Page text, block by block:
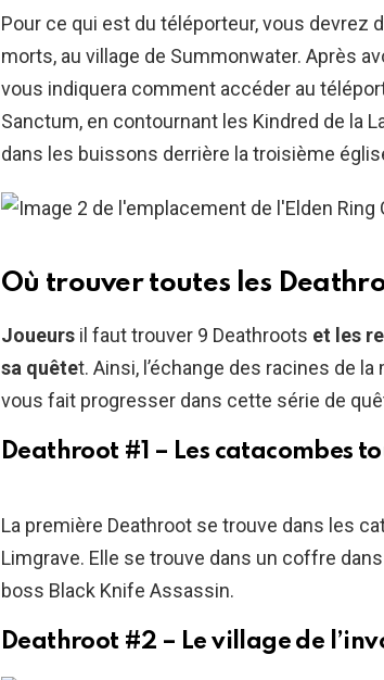
Pour ce qui est du téléporteur, vous devrez
morts, au village de Summonwater. Après
vous indiquera comment accéder au
Sanctum, en contournant les Kindred de la
dans les buissons derrière la troisième
Où trouver toutes les
Joueurs il faut trouver 9 Deathroots et les
sa quêtet. Ainsi, l’échange des racines de
vous fait progresser dans cette série de
Deathroot #1 – Les catacombes
La première Deathroot se trouve dans les
Limgrave. Elle se trouve dans un coffre
boss Black Knife Assassin.
Deathroot #2 – Le village de